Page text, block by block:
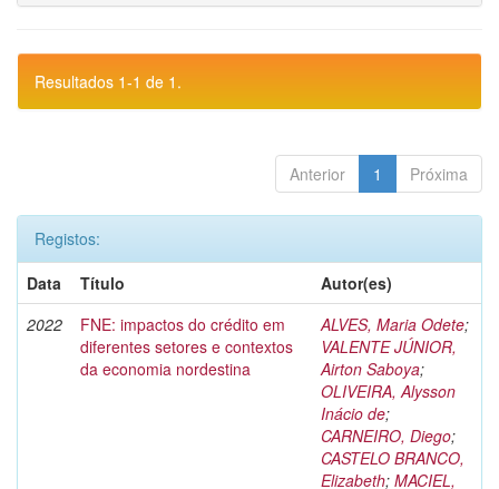
Resultados 1-1 de 1.
Anterior 1 Próxima
Registos:
Data
Título
Autor(es)
2022
FNE: impactos do crédito em
diferentes setores e contextos
da economia nordestina
ALVES, Maria Odete;
VALENTE JÚNIOR,
Airton Saboya;
OLIVEIRA, Alysson
Inácio de;
CARNEIRO, Diego;
CASTELO BRANCO,
Elizabeth; MACIEL,